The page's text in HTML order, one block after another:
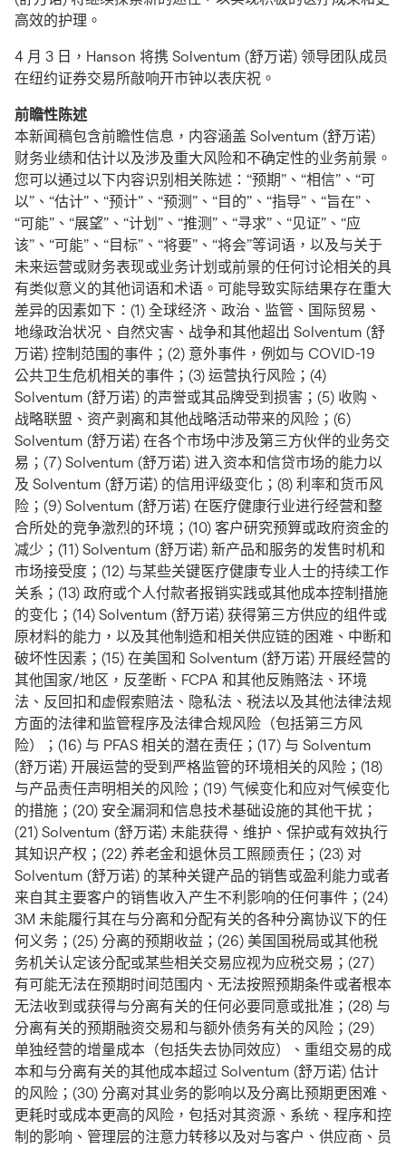
高效的护理。
4 月 3 日，Hanson 将携 Solventum (舒万诺) 领导团队成员
在纽约证券交易所敲响开市钟以表庆祝。
前瞻性陈述
本新闻稿包含前瞻性信息，内容涵盖 Solventum (舒万诺)
财务业绩和估计以及涉及重大风险和不确定性的业务前景。
您可以通过以下内容识别相关陈述：“预期”、“相信”、“可
以”、“估计”、“预计”、“预测”、“目的”、“指导”、“旨在”、
“可能”、“展望”、“计划”、“推测”、“寻求”、“见证”、“应
该”、“可能”、“目标”、“将要”、“将会”等词语，以及与关于
未来运营或财务表现或业务计划或前景的任何讨论相关的具
有类似意义的其他词语和术语。可能导致实际结果存在重大
差异的因素如下：(1) 全球经济、政治、监管、国际贸易、
地缘政治状况、自然灾害、战争和其他超出 Solventum (舒
万诺) 控制范围的事件；(2) 意外事件，例如与 COVID-19
公共卫生危机相关的事件；(3) 运营执行风险；(4)
Solventum (舒万诺) 的声誉或其品牌受到损害；(5) 收购、
战略联盟、资产剥离和其他战略活动带来的风险；(6)
Solventum (舒万诺) 在各个市场中涉及第三方伙伴的业务交
易；(7) Solventum (舒万诺) 进入资本和信贷市场的能力以
及 Solventum (舒万诺) 的信用评级变化；(8) 利率和货币风
险；(9) Solventum (舒万诺) 在医疗健康行业进行经营和整
合所处的竞争激烈的环境；(10) 客户研究预算或政府资金的
减少；(11) Solventum (舒万诺) 新产品和服务的发售时机和
市场接受度；(12) 与某些关键医疗健康专业人士的持续工作
关系；(13) 政府或个人付款者报销实践或其他成本控制措施
的变化；(14) Solventum (舒万诺) 获得第三方供应的组件或
原材料的能力，以及其他制造和相关供应链的困难、中断和
破坏性因素；(15) 在美国和 Solventum (舒万诺) 开展经营的
其他国家/地区，反垄断、FCPA 和其他反贿赂法、环境
法、反回扣和虚假索赔法、隐私法、税法以及其他法律法规
方面的法律和监管程序及法律合规风险（包括第三方风
险）；(16) 与 PFAS 相关的潜在责任；(17) 与 Solventum
(舒万诺) 开展运营的受到严格监管的环境相关的风险；(18)
与产品责任声明相关的风险；(19) 气候变化和应对气候变化
的措施；(20) 安全漏洞和信息技术基础设施的其他干扰；
(21) Solventum (舒万诺) 未能获得、维护、保护或有效执行
其知识产权；(22) 养老金和退休员工照顾责任；(23) 对
Solventum (舒万诺) 的某种关键产品的销售或盈利能力或者
来自其主要客户的销售收入产生不利影响的任何事件；(24)
3M 未能履行其在与分离和分配有关的各种分离协议下的任
何义务；(25) 分离的预期收益；(26) 美国国税局或其他税
务机关认定该分配或某些相关交易应视为应税交易；(27)
有可能无法在预期时间范围内、无法按照预期条件或者根本
无法收到或获得与分离有关的任何必要同意或批准；(28) 与
分离有关的预期融资交易和与额外债务有关的风险；(29)
单独经营的增量成本（包括失去协同效应）、重组交易的成
本和与分离有关的其他成本超过 Solventum (舒万诺) 估计
的风险；(30) 分离对其业务的影响以及分离比预期更困难、
更耗时或成本更高的风险，包括对其资源、系统、程序和控
制的影响、管理层的注意力转移以及对与客户、供应商、员